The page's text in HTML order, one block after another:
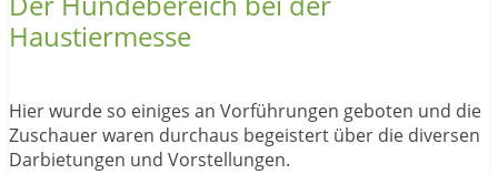
Haustiermesse
Hier wurde so einiges an Vorführungen geboten und die
Zuschauer waren durchaus begeistert über die diversen
Darbietungen und Vorstellungen.